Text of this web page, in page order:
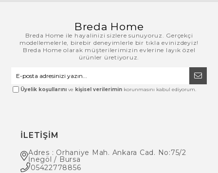
Breda Home
Breda Home ile hayalinizi sizlere sunuyoruz. Gerçekçi
modellemelerle, birebir deneyimlerle bir tıkla evinizdeyiz!
Breda Home olarak müşterilerimizin evlerine layık özel
ürünler üretiyoruz.
Üyelik koşullarını ve kişisel verilerimin korunmasını kabul ediyorum.
İLETİŞİM
Adres : Orhaniye Mah. Ankara Cad. No:75/2
İnegöl / Bursa
05422778856